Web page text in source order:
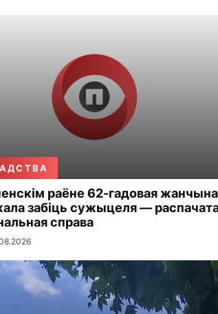
раёне 62-гадовая жанчына
забіць сужыцеля —
справа